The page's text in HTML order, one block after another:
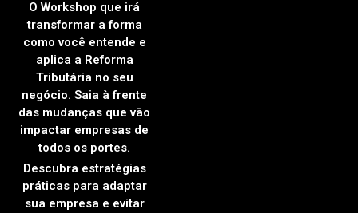
O Workshop que irá
transformar a forma
como você entende e
aplica a Reforma
Tributária no seu
negócio. Saia à frente
das mudanças que vão
impactar empresas de
todos os portes.
Descubra estratégias
práticas para adaptar
sua empresa e evitar